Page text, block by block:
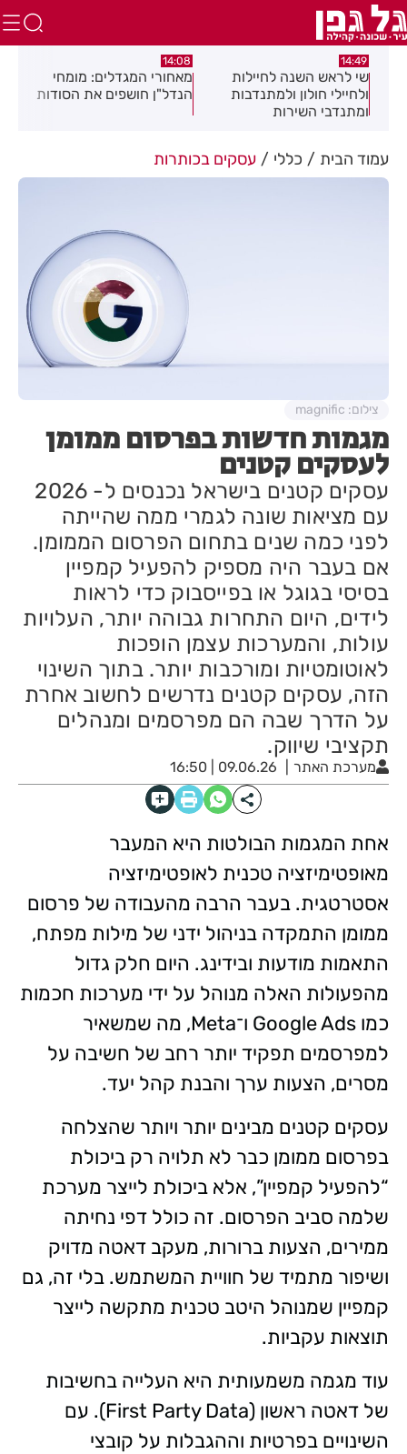
14:49
שי לראש השנה לחיילות
ולחיילי חולון ולמתנדבות
ומתנדבי השירות
14:08
מאחורי המגדלים: מומחי
הנדל"ן חושפים את הסודות
עמוד הבית כללי עסקים בכותרות
מגמות חדשות בפרסום ממומן
לעסקים קטנים
עסקים קטנים בישראל נכנסים ל- 2026
עם מציאות שונה לגמרי ממה שהייתה
לפני כמה שנים בתחום הפרסום הממומן.
אם בעבר היה מספיק להפעיל קמפיין
בסיסי בגוגל או בפייסבוק כדי לראות
לידים, היום התחרות גבוהה יותר, העלויות
עולות, והמערכות עצמן הופכות
לאוטומטיות ומורכבות יותר. בתוך השינוי
הזה, עסקים קטנים נדרשים לחשוב אחרת
על הדרך שבה הם מפרסמים ומנהלים
תקציבי שיווק.
מערכת האתר 09.06.26 | 16:50
צילום: magnific
אחת המגמות הבולטות היא המעבר
מאופטימיזציה טכנית לאופטימיזציה
אסטרטגית. בעבר הרבה מהעבודה של פרסום
ממומן התמקדה בניהול ידני של מילות מפתח,
התאמות מודעות ובידינג. היום חלק גדול
מהפעולות האלה מנוהל על ידי מערכות חכמות
כמו Google Ads ו־Meta, מה שמשאיר
למפרסמים תפקיד יותר רחב של חשיבה על
מסרים, הצעות ערך והבנת קהל יעד.
עסקים קטנים מבינים יותר ויותר שהצלחה
בפרסום ממומן כבר לא תלויה רק ביכולת
“להפעיל קמפיין”, אלא ביכולת לייצר מערכת
שלמה סביב הפרסום. זה כולל דפי נחיתה
ממירים, הצעות ברורות, מעקב דאטה מדויק
ושיפור מתמיד של חוויית המשתמש. בלי זה, גם
קמפיין שמנוהל היטב טכנית מתקשה לייצר
תוצאות עקביות.
עוד מגמה משמעותית היא העלייה בחשיבות
של דאטה ראשון (First Party Data). עם
השינויים בפרטיות וההגבלות על קובצי